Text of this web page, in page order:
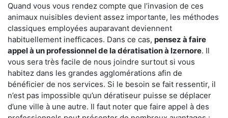
Quand vous vous rendez compte que l’invasion de ces
animaux nuisibles devient assez importante, les méthodes
classiques employées auparavant deviennent
habituellement inefficaces. Dans ce cas, pensez à faire
appel à un professionnel de la dératisation à Izernore. Il
vous sera très facile de nous joindre surtout si vous
habitez dans les grandes agglomérations afin de
bénéficier de nos services. Si le besoin se fait ressentir, il
n’est pas impossible qu’un dératiseur puisse se déplacer
d’une ville à une autre. Il faut noter que faire appel à des